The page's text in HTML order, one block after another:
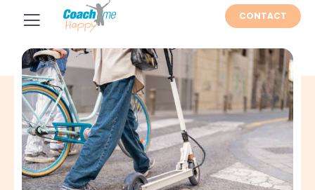
CONTACT